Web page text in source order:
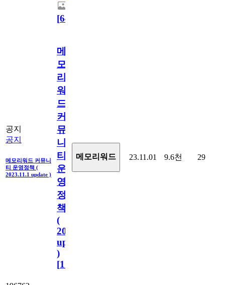
[64
공지
공지
메모리워드 커뮤니
티 운영정책 (
2023.11.1 update )
메
모
리
워
드
커
뮤
니
티
운
영
정
책
(
2023.11.1
update
)
[110
메모리워드 23.11.01 9.6천 29